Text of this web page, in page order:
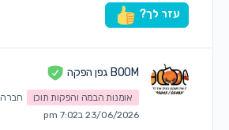
עזר לך?
BOOM גפן הפקה
אומנות הבמה והפקות תוכן
חברה
23/06/2026 ב7:02 pm